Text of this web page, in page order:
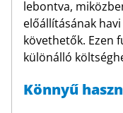
lebontva,
előállításának
követhetők. Ezen
különálló
Könnyű